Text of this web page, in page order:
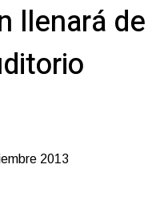
llenará de
2013